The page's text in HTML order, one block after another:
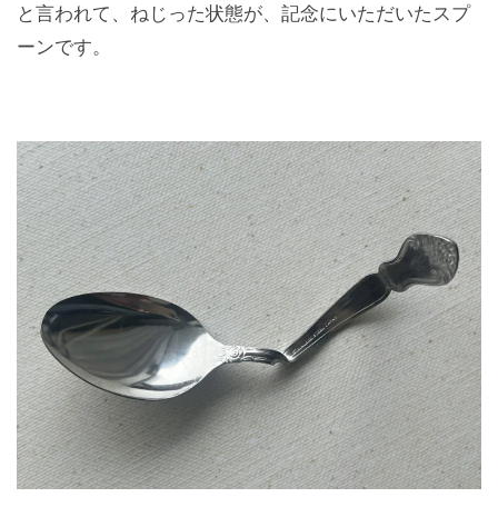
と言われて、ねじった状態が、記念にいただいたスプ
ーンです。